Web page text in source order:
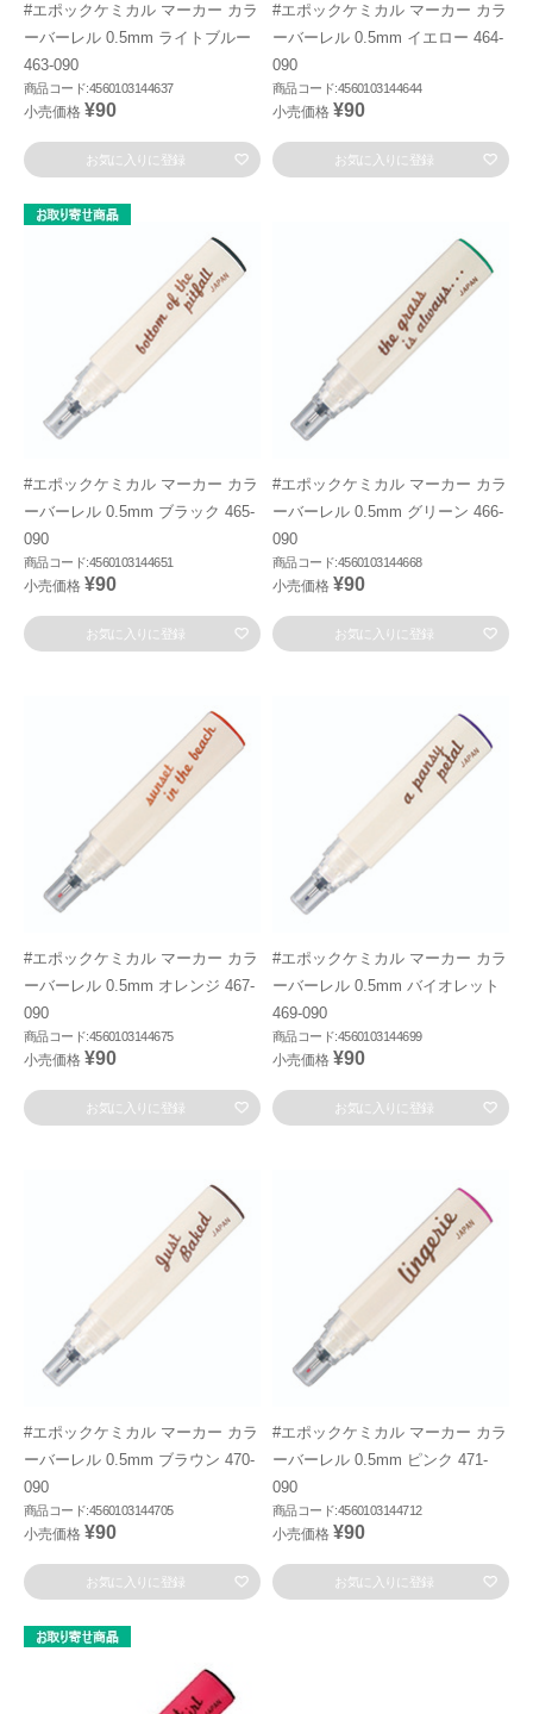
#エポックケミカル マーカー カラ
ーバーレル 0.5mm ライトブルー
463-090
商品コード:4560103144637
小売価格 ¥90
お気に入りに登録
#エポックケミカル マーカー カラ
ーバーレル 0.5mm イエロー 464-
090
商品コード:4560103144644
小売価格 ¥90
お気に入りに登録
#エポックケミカル マーカー カラ
ーバーレル 0.5mm ブラック 465-
090
商品コード:4560103144651
小売価格 ¥90
お気に入りに登録
#エポックケミカル マーカー カラ
ーバーレル 0.5mm グリーン 466-
090
商品コード:4560103144668
小売価格 ¥90
お気に入りに登録
#エポックケミカル マーカー カラ
ーバーレル 0.5mm オレンジ 467-
090
商品コード:4560103144675
小売価格 ¥90
お気に入りに登録
#エポックケミカル マーカー カラ
ーバーレル 0.5mm バイオレット
469-090
商品コード:4560103144699
小売価格 ¥90
お気に入りに登録
#エポックケミカル マーカー カラ
ーバーレル 0.5mm ブラウン 470-
090
商品コード:4560103144705
小売価格 ¥90
お気に入りに登録
#エポックケミカル マーカー カラ
ーバーレル 0.5mm ピンク 471-
090
商品コード:4560103144712
小売価格 ¥90
お気に入りに登録